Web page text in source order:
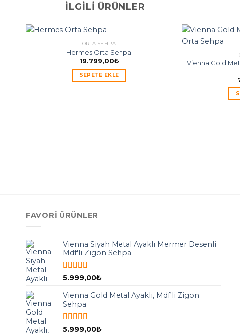
İLGILI ÜRÜNLER
ORTA SEHPA
Hermes Orta Sehpa
19.799,00₺
SEPETE EKLE
Vienna Gold
FAVORI ÜRÜNLER
Vienna Siyah Metal Ayaklı Mermer Desenli
Mdf'li Zigon Sehpa
5 üzerinden
5.999,00₺
Vienna Gold Metal Ayaklı, Mdf'li Zigon
Sehpa
5 üzerinden
5.999,00₺